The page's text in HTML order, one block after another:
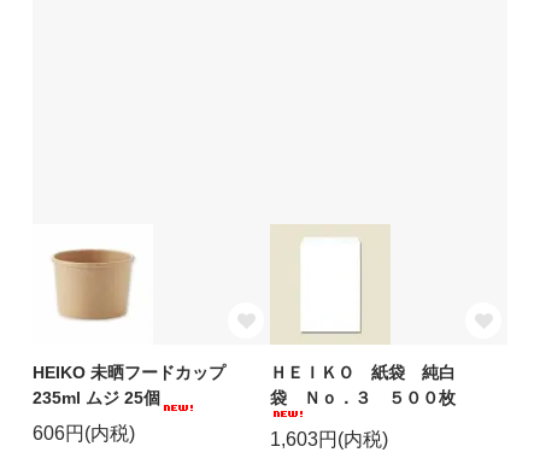
HEIKO 未晒フードカップ
235ml ムジ 25個
606円(内税)
ＨＥＩＫＯ 紙袋 純白
袋 Ｎｏ．３ ５００枚
1,603円(内税)